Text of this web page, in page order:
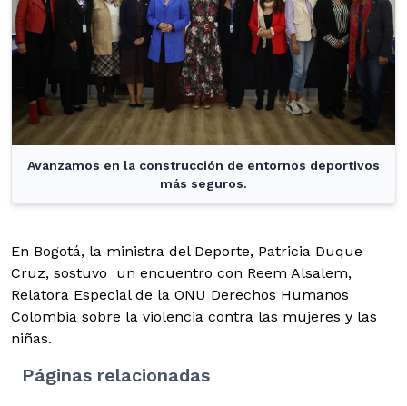
Avanzamos en la construcción de entornos deportivos
más seguros.
En Bogotá, la ministra del Deporte, Patricia Duque
Cruz, sostuvo un encuentro con Reem Alsalem,
Relatora Especial de la ONU Derechos Humanos
Colombia sobre la violencia contra las mujeres y las
niñas.
Páginas relacionadas